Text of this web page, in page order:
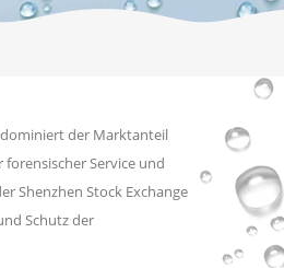
der Marktanteil
Service und
Shenzhen Stock Exchange
Schutz der